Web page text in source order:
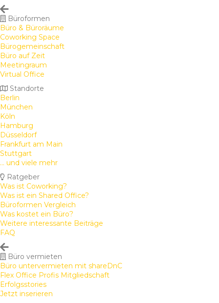
Büroformen
Büro & Büroräume
Coworking Space
Bürogemeinschaft
Büro auf Zeit
Meetingraum
Virtual Office
Standorte
Berlin
München
Köln
Hamburg
Düsseldorf
Frankfurt am Main
Stuttgart
... und viele mehr
Ratgeber
Was ist Coworking?
Was ist ein Shared Office?
Büroformen Vergleich
Was kostet ein Büro?
Weitere interessante Beiträge
FAQ
Büro vermieten
Büro untervermieten mit shareDnC
Flex Office Profis Mitgliedschaft
Erfolgsstories
Jetzt inserieren